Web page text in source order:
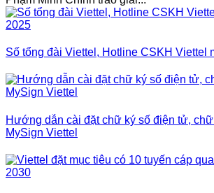
Số tổng đài Viettel, Hotline CSKH Viettel
Hướng dẫn cài đặt chữ ký số điện tử,
MySign Viettel